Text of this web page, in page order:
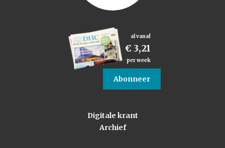
al vanaf
€ 3,21
per week
Abonneer
Digitale krant
Archief